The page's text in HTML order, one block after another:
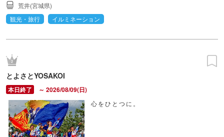
荒井(宮城県)
観光・旅行
イルミネーション
とよさとYOSAKOI
～ 2026/08/09(日)
心をひとつに。